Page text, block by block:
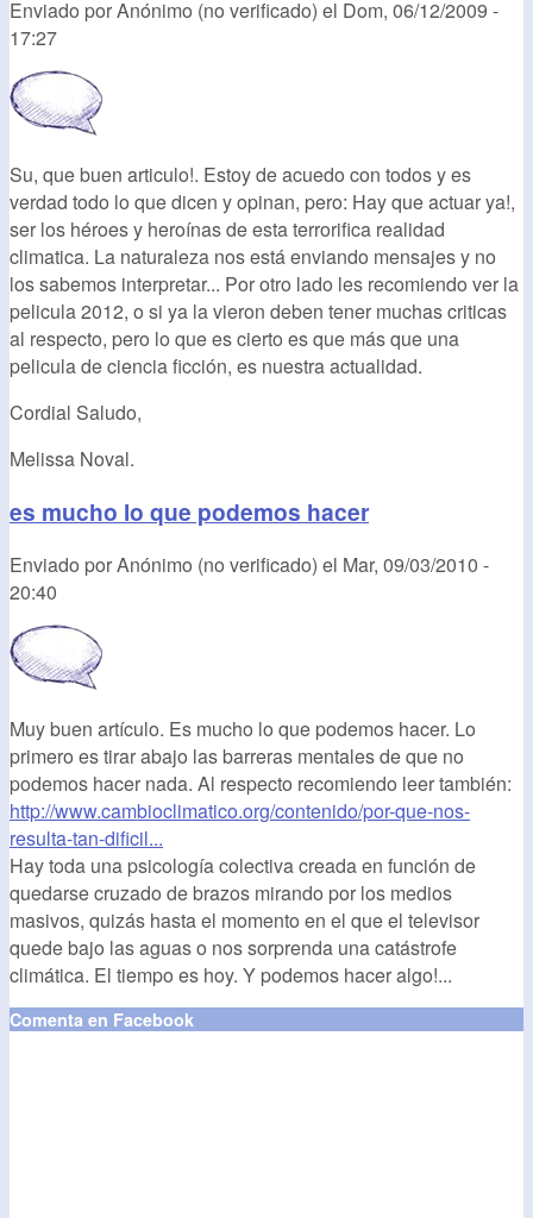
Enviado porAnónimo (no verificado) el Dom, 06/12/2009 -
17:27
Su, que buen articulo!. Estoy de acuedo con todos y es
verdad todo lo que dicen y opinan, pero: Hay que actuar ya!,
ser los héroes y heroínas de esta terrorifica realidad
climatica. La naturaleza nos está enviando mensajes y no
los sabemos interpretar... Por otro lado les recomiendo ver la
pelicula 2012, o si ya la vieron deben tener muchas criticas
al respecto, pero lo que es cierto es que más que una
pelicula de ciencia ficción, es nuestra actualidad.
Cordial Saludo,
Melissa Noval.
es mucho lo que podemos hacer
Enviado porAnónimo (no verificado) el Mar, 09/03/2010 -
20:40
Muy buen artículo. Es mucho lo que podemos hacer. Lo
primero es tirar abajo las barreras mentales de que no
podemos hacer nada. Al respecto recomiendo leer también:
http://www.cambioclimatico.org/contenido/por-que-nos-
resulta-tan-dificil...
Hay toda una psicología colectiva creada en función de
quedarse cruzado de brazos mirando por los medios
masivos, quizás hasta el momento en el que el televisor
quede bajo las aguas o nos sorprenda una catástrofe
climática. El tiempo es hoy. Y podemos hacer algo!...
Comenta en Facebook